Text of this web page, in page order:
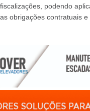
podendo
obrigações contratuais e